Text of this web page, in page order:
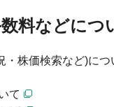
料などにつ
・株価検索など)につ
て